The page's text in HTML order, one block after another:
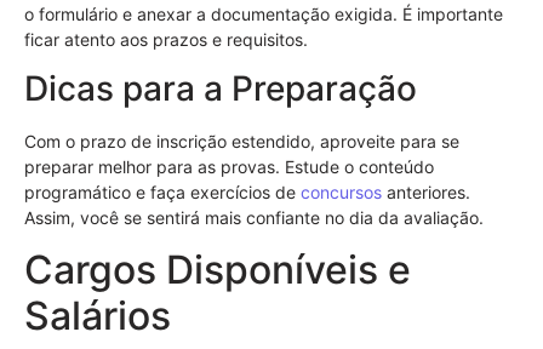
o formulário e anexar a documentação exigida. É importante
ficar atento aos prazos e requisitos.
Dicas para a Preparação
Com o prazo de inscrição estendido, aproveite para se
preparar melhor para as provas. Estude o conteúdo
programático e faça exercícios de concursos anteriores.
Assim, você se sentirá mais confiante no dia da avaliação.
Cargos Disponíveis e
Salários